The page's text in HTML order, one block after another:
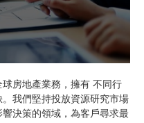
房地產業務，擁有 不同行
我們堅持投放資源研究市場
決策的領域，為客戶尋求最